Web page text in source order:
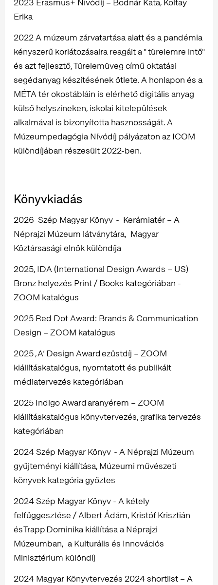
2023 Erasmus+ Nívódíj – Bodnár Kata, Koltay
Erika
2022 A múzeum zárvatartása alatt és a pandémia
kényszerű korlátozásaira reagált a " türelemre intő"
és azt fejlesztő, Türelemüveg című oktatási
segédanyag készítésének ötlete. A honlapon és a
MÉTA tér okostábláin is elérhető digitális anyag
külső helyszíneken, iskolai kitelepülések
alkalmával is bizonyította hasznosságát. A
Múzeumpedagógia Nívódíj pályázaton az ICOM
különdíjában részesült 2022-ben.
Könyvkiadás
2026 Szép Magyar Könyv - Kerámiatér – A
Néprajzi Múzeum látványtára, Magyar
Köztársasági elnök különdíja
2025, IDA (International Design Awards – US)
Bronz helyezés Print / Books kategóriában -
ZOOM katalógus
2025 Red Dot Award: Brands & Communication
Design – ZOOM katalógus
2025 , A’ Design Award ezüstdíj – ZOOM
kiállításkatalógus, nyomtatott és publikált
médiatervezés kategóriában
2025 Indigo Award aranyérem – ZOOM
kiállításkatalógus könyvtervezés, grafika tervezés
kategóriában
2024 Szép Magyar Könyv - A Néprajzi Múzeum
gyűjteményi kiállítása, Múzeumi művészeti
könyvek kategória győztes
2024 Szép Magyar Könyv - A kétely
felfüggesztése / Albert Ádám, Kristóf Krisztián
és Trapp Dominika kiállítása a Néprajzi
Múzeumban, a Kulturális és Innovációs
Minisztérium különdíj
2024 Magyar Könyvtervezés 2024 shortlist – A